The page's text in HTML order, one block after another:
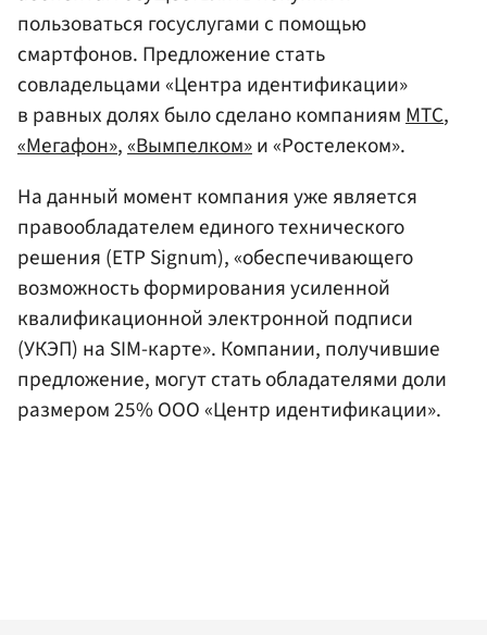
пользоваться госуслугами с помощью
смартфонов. Предложение стать
совладельцами «Центра идентификации»
в равных долях было сделано компаниямМТС,
«Мегафон»,«Вымпелком»и «Ростелеком».
На данный момент компания уже является
правообладателем единого технического
решения (ЕТР Signum), «обеспечивающего
возможность формирования усиленной
квалификационной электронной подписи
(УКЭП) на SIM-карте». Компании, получившие
предложение, могут стать обладателями доли
размером 25% ООО «Центр идентификации».